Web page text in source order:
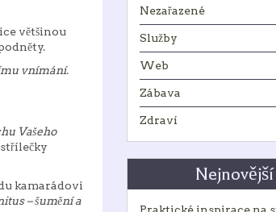
většinou
vnímání.
Vašeho
kamarádovi
– šumění a
Nezařazené
Služby
Web
Zábava
Zdraví